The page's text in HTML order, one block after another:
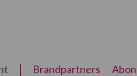
Brandpartners